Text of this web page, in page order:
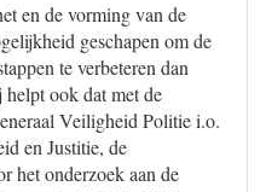
en de vorming van de
geschapen om de
te verbeteren dan
ook dat met de
Veiligheid Politie i.o.
en Justitie, de
het onderzoek aan de